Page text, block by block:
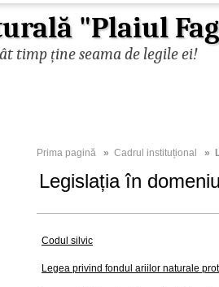
"Plaiul
timp ține seama de legile ei!
Prima pagină » Cadrul instituțional »
Legislația în domeniu
Codul silvic
Legea privind fondul ariilor naturale